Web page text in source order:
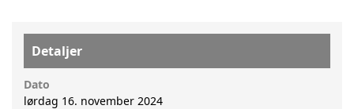
Detaljer
Dato
lørdag 16. november 2024